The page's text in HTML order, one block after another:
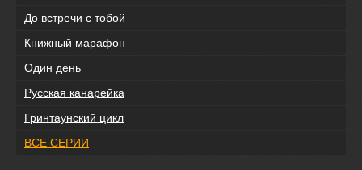
До встречи с тобой
Книжный марафон
Один день
Русская канарейка
Гринтаунский цикл
ВСЕ СЕРИИ